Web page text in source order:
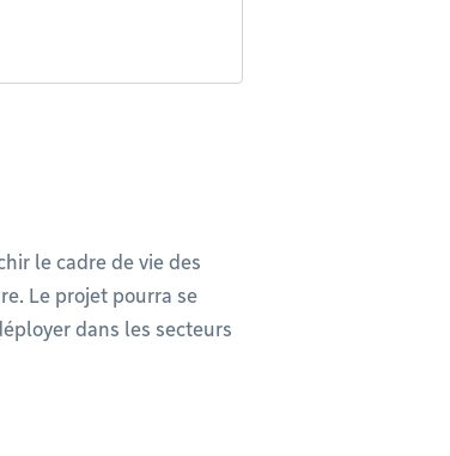
le cadre de vie des
Le projet pourra se
dans les secteurs